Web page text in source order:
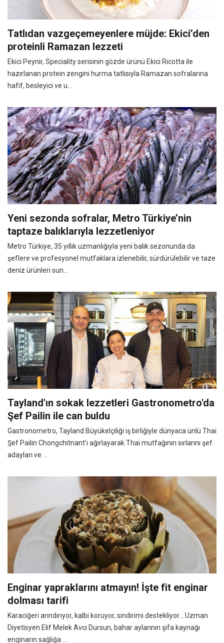
Tatlıdan vazgeçemeyenlere müjde: Ekici’den
proteinli Ramazan lezzeti
Ekici Peynir, Speciality serisinin gözde ürünü Ekici Ricotta ile
hazırlanan protein zengini hurma tatlısıyla Ramazan sofralarına
hafif, besleyici ve u...
Yeni sezonda sofralar, Metro Türkiye’nin
taptaze balıklarıyla lezzetleniyor
Metro Türkiye, 35 yıllık uzmanlığıyla yeni balık sezonunda da
şeflere ve profesyonel mutfaklara izlenebilir, sürdürülebilir ve taze
deniz ürünleri sun...
Tayland'ın sokak lezzetleri Gastronometro'da
Şef Pailin ile can buldu
Gastronometro, Tayland Büyükelçiliği iş birliğiyle dünyaca ünlü Thai
Şef Pailin Chongchitnant'ı ağırlayarak Thai mutfağının sırlarını şef
adayları ve ...
Enginar yapraklarını atmayın! İşte fit enginar
dolması tarifi
Karaciğeri arındırıyor, kalbi koruyor, sindirimi destekliyor… Uzman
Diyetisyen Elif Melek Avcı Dursun, bahar aylarının şifa kaynağı
enginarın sağlığa ...